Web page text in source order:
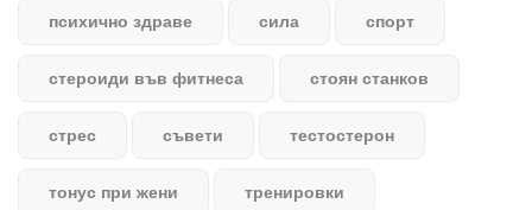
психично здраве сила спорт
стероиди във фитнеса стоян станков
стрес съвети тестостерон
тонус при жени тренировки